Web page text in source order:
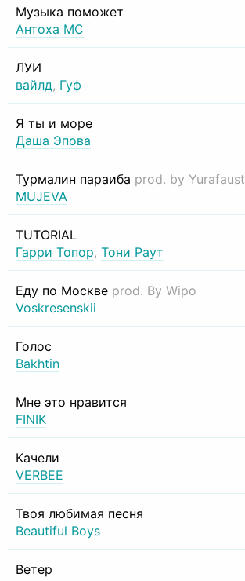
Музыка поможет
Антоха МС
ЛУИ
вайлд, Гуф
Я ты и море
Даша Эпова
Турмалин параиба prod. by Yurafaust
MUJEVA
TUTORIAL
Гарри Топор, Тони Раут
Еду по Москве prod. By Wipo
Voskresenskii
Голос
Bakhtin
Мне это нравится
FINIK
Качели
VERBEE
Твоя любимая песня
Beautiful Boys
Ветер